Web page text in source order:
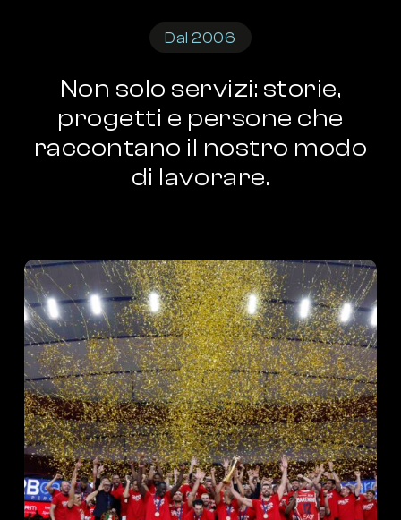
Dal 2006
Non solo servizi: storie,
progetti e persone che
raccontano il nostro modo
di lavorare.
32°
Scudetto,
Triplete
di
Olimpia
Milano